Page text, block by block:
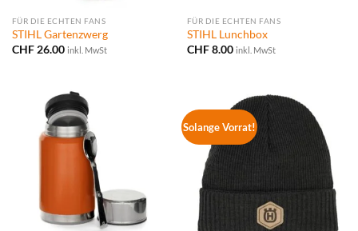
FÜR DIE ECHTEN FANS
STIHL Gartenzwerg
CHF26.00 inkl. MwSt
FÜR DIE ECHTEN FANS
STIHL Lunchbox
CHF8.00 inkl. MwSt
Solange Vorrat!